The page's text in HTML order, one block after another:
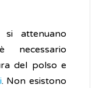
attenuano
necessario
del polso e
. Non esistono